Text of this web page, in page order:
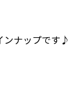
ンナップです♪